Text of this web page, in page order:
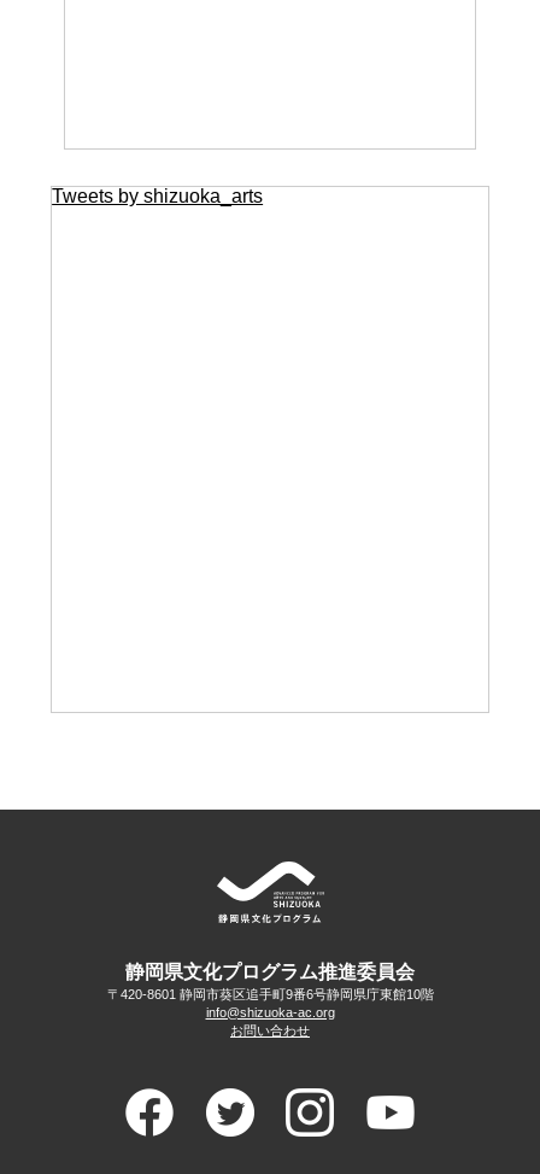
Tweets by shizuoka_arts
静岡県文化プログラム推進委員会
〒420-8601 静岡市葵区追手町9番6号静岡県庁東館10階
info@shizuoka-ac.org
お問い合わせ